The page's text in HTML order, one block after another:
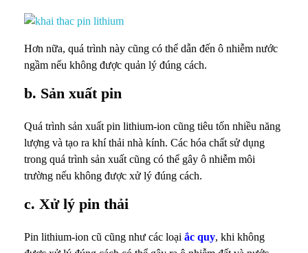
Hơn nữa, quá trình này cũng có thể dẫn đến ô nhiễm nước
ngầm nếu không được quản lý đúng cách.
b. Sản xuất pin
Quá trình sản xuất pin lithium-ion cũng tiêu tốn nhiều năng
lượng và tạo ra khí thải nhà kính. Các hóa chất sử dụng
trong quá trình sản xuất cũng có thể gây ô nhiễm môi
trường nếu không được xử lý đúng cách.
c. Xử lý pin thải
Pin lithium-ion cũ cũng như các loại ắc quy, khi không